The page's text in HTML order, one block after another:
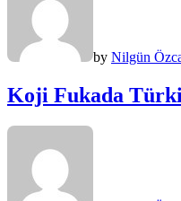
by Nilgün
Koji Fukada